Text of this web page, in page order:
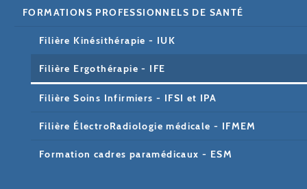
FORMATIONS PROFESSIONNELS DE SANTÉ
Filière Kinésithérapie - IUK
Filière Ergothérapie - IFE
Filière Soins Infirmiers - IFSI et IPA
Filière ÉlectroRadiologie médicale - IFMEM
Formation cadres paramédicaux - ESM